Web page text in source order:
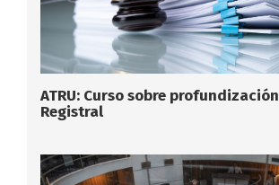
ATRU: Curso sobre
Registral